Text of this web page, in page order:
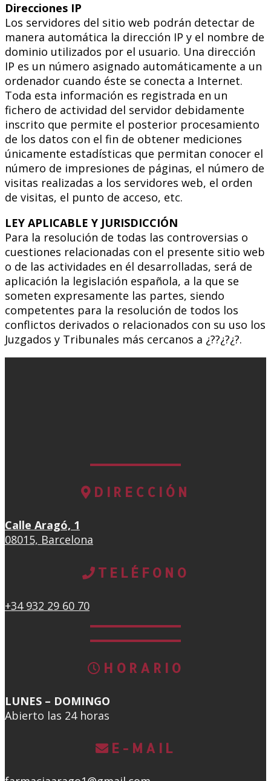
Direcciones IP
Los servidores del sitio web podrán detectar de
manera automática la dirección IP y el nombre de
dominio utilizados por el usuario. Una dirección
IP es un número asignado automáticamente a un
ordenador cuando éste se conecta a Internet.
Toda esta información es registrada en un
fichero de actividad del servidor debidamente
inscrito que permite el posterior procesamiento
de los datos con el fin de obtener mediciones
únicamente estadísticas que permitan conocer el
número de impresiones de páginas, el número de
visitas realizadas a los servidores web, el orden
de visitas, el punto de acceso, etc.
LEY APLICABLE Y JURISDICCIÓN
Para la resolución de todas las controversias o
cuestiones relacionadas con el presente sitio web
o de las actividades en él desarrolladas, será de
aplicación la legislación española, a la que se
someten expresamente las partes, siendo
competentes para la resolución de todos los
conflictos derivados o relacionados con su uso los
Juzgados y Tribunales más cercanos a ¿??¿?¿?.
DIRECCIÓN
Calle Aragó, 1
08015, Barcelona
TELÉFONO
+34 932 29 60 70
HORARIO
LUNES – DOMINGO
Abierto las 24 horas
E-MAIL